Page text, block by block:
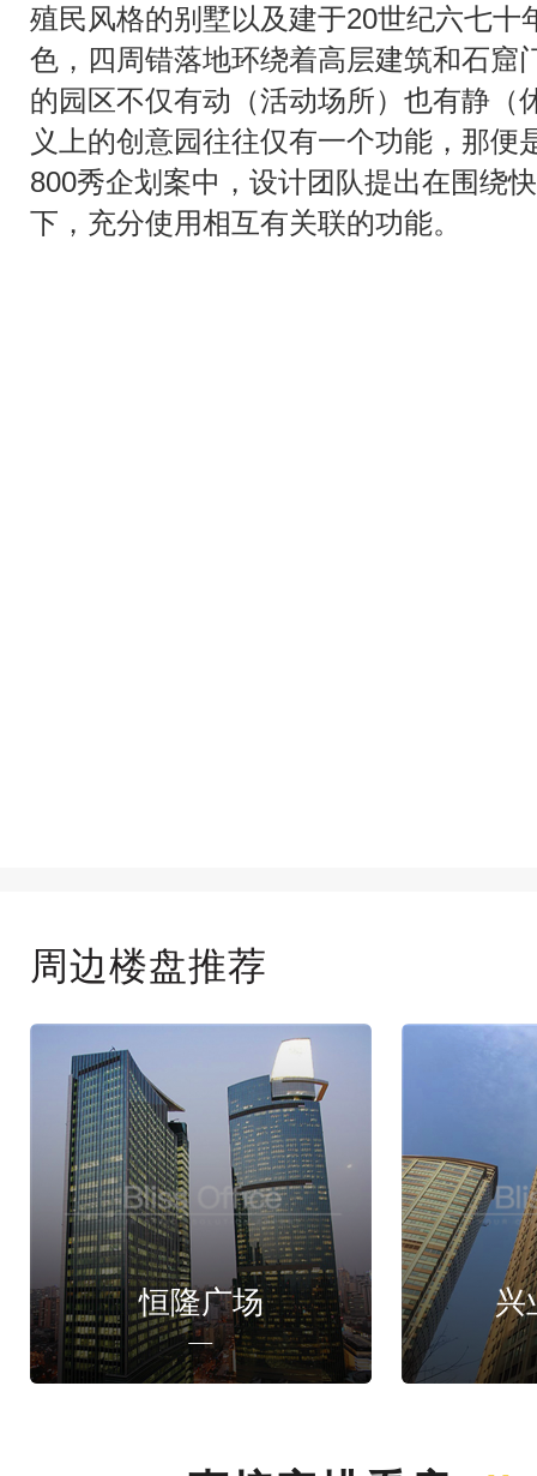
殖民风格的别墅以及建于20世纪六七十
色，四周错落地环绕着高层建筑和石窟
的园区不仅有动（活动场所）也有静（
义上的创意园往往仅有一个功能，那便
800秀企划案中，设计团队提出在围绕
下，充分使用相互有关联的功能。
周边楼盘推荐
恒隆广场 兴